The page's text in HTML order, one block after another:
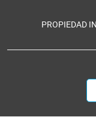
PROPIEDAD